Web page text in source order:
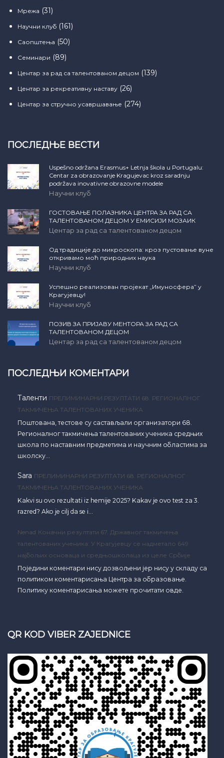
Мрежа (31)
Научни клуб (161)
Саопштења (50)
Семинари (89)
Центар за рад са талентованом децом (139)
Центар за рекреативну наставу (26)
Центар за стручно усавршавање (274)
ПОСЛЕДЊЕ ВЕСТИ
Uspešno održana Erasmus+ Letnja škola u Portugalu:
Centar za obrazovanje Kragujevac kroz saradnju
podržava inovativne obrazovne modele
Научни клуб
ГОСТОВАЊЕ ПОЛАЗНИКА ЦЕНТРА ЗА РАД СА
ТАЛЕНТОВАНОМ ДЕЦОМ У ЕМИСИЈИ МОЗАИК
Центар за рад са талентованом децом
Од традиције до микроскопа: кроз пустовање вуне
откривамо моћ природних наука
Научни клуб
Успешно реализован пројекат „Имуносфера” у
Крагујевцу!
Научни клуб
ПОЗИВ ЗА ПРИЈАВУ МЕНТОРА ЗА РАД СА
ТАЛЕНТОВАНОМ ДЕЦОМ
Центар за рад са талентованом децом
ПОСЛЕДЊИ КОМЕНТАРИ
Таленти ПРЕЛИМИНАРНИ РЕЗУЛТАТИ 68. РЕГИОНАЛНОГ
ТАКМИЧЕЊА ТАЛЕНТОВАНИХ УЧЕНИКА
Поштована, тестове су састављали организатори 68.
Регионалног такмичења талентованих ученика средњих
школа по наставним предметима и научним областима за
школску…
Sara ПРЕЛИМИНАРНИ РЕЗУЛТАТИ 68. РЕГИОНАЛНОГ
ТАКМИЧЕЊА ТАЛЕНТОВАНИХ УЧЕНИКА
Kakvi su ovo rezultati iz hemije 2025? Kakav je ovo test za 3.
razred? Ako je cilj da se i…
Nenad Коначни резултати 67. Државног такмичења
талентованих ученика: У Крагујевцу се надметало 649
најбољих основаца и средњошколаца из целе Србије
Поједини коментари нису дозвољени јер нису у складу са
политиком коментарисања Центра за образовање.
Политику коментарисања можете прочитати овде.
QR KOD VIBER ZAJEDNICE